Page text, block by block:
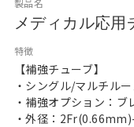
製品名
メディカル応用
特徴
【補強チューブ】
・シングル/マルチル
・補強オプション：
・外径：